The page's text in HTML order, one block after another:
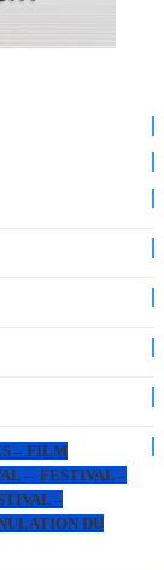
– FILM
– FESTIVAL –
–
DU